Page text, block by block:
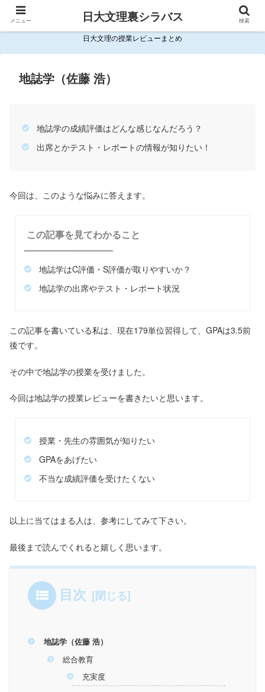
日大文理の授業レビューまとめ
地誌学（佐藤 浩）
地誌学の成績評価はどんな感じなんだろう？
出席とかテスト・レポートの情報が知りたい！
今回は、このような悩みに答えます。
この記事を見てわかること
───────────────
地誌学はC評価・S評価が取りやすいか？
地誌学の出席やテスト・レポート状況
この記事を書いている私は、現在179単位習得して、GPAは3.5前
後です。
その中で地誌学の授業を受けました。
今回は地誌学の授業レビューを書きたいと思います。
授業・先生の雰囲気が知りたい
GPAをあげたい
不当な成績評価を受けたくない
以上に当てはまる人は、参考にしてみて下さい。
最後まで読んでくれると嬉しく思います。
目次
地誌学（佐藤 浩）
総合教育
充実度
メニュー 日大文理裏シラバス 検索